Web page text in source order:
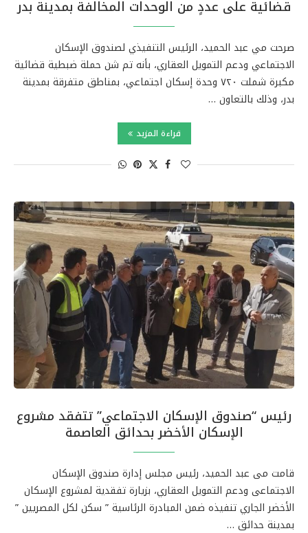
قضائية على عددٍ من الوحدات المخالفة بمدينة بدر
صرحت مي عبد الحميد، الرئيس التنفيذي لصندوق الإسكان
الاجتماعي ودعم التمويل العقاري، بأنه تم شن حملة ضبطية قضائية
مكبرة شملت ٧٢٠ وحدة إسكان اجتماعي، بمناطق متفرقة بمدينة
بدر، وذلك بالتعاون …
قراءة المزيد
رئيس “صندوق الإسكان الاجتماعي” تتفقد مشروع
الإسكان الأخضر بحدائق العاصمة
قامت مى عبد الحميد، رئيس مجلس إدارة صندوق الإسكان
الاجتماعى ودعم التمويل العقاري، بزيارة تفقدية لمشروع الإسكان
الأخضر الجاري تنفيذه ضمن المبادرة الرئاسية ” سكن لكل المصريين ”
بمدينة حدائق …